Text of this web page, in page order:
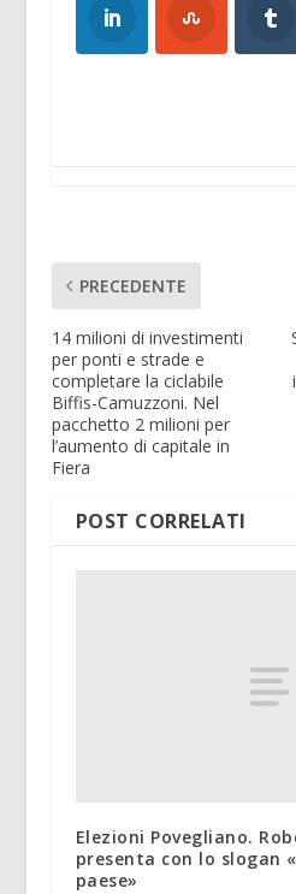
PRECEDENTE
14 milioni di investimenti
per ponti e strade e
completare la ciclabile
Biffis-Camuzzoni. Nel
pacchetto 2 milioni per
l’aumento di capitale in
Fiera
POST CORRELATI
Elezioni Povegliano.
presenta con lo slogan
paese»